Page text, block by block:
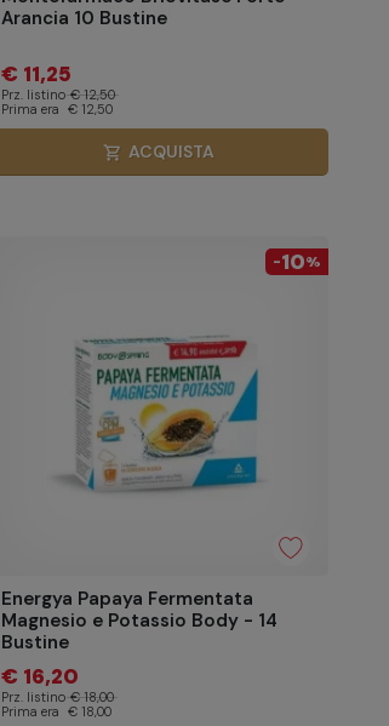
Arancia 10 Bustine
€ 11,25
Prz. listino € 12,50
Prima era € 12,50
shopping_cart ACQUISTA
-10%
Energya Papaya Fermentata
Magnesio e Potassio Body - 14
Bustine
€ 16,20
Prz. listino € 18,00
Prima era € 18,00